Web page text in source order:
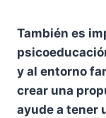
También es
y al entorno
crear una
ayude a tener